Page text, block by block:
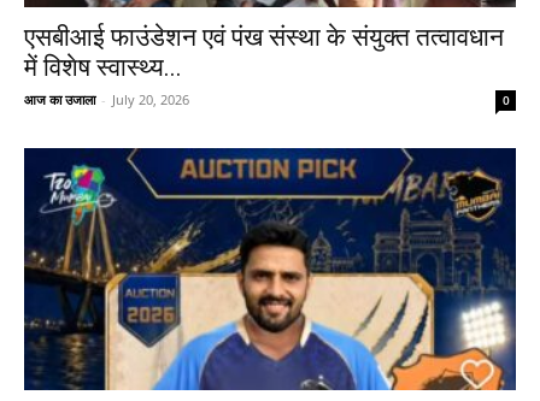
एसबीआई फाउंडेशन एवं पंख संस्था के संयुक्त तत्वावधान
में विशेष स्वास्थ्य...
आज का उजाला - July 20, 2026 0